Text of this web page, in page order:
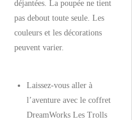
déjantées. La poupée ne tient
pas debout toute seule. Les
couleurs et les décorations
peuvent varier.
Laissez-vous aller à
l’aventure avec le coffret
DreamWorks Les Trolls